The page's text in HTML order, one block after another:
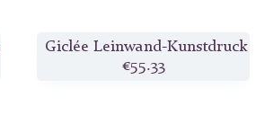
Giclée Leinwand-Kunstdruck
€55.33